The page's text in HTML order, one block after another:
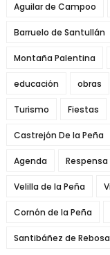
Aguilar de Campoo
Barruelo de Santullán
Montaña Palentina
educación obras
Turismo Fiestas
Castrejón De la Peña
Agenda Respensa
Velilla de la Peña
Cornón de la Peña
Santibáñez de Rebosa